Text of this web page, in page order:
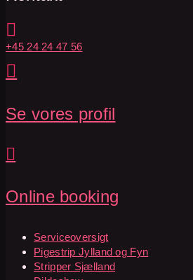

+45 24 24 47 56

Se vores profil

Online booking
Serviceoversigt
Pigestrip Jylland og Fyn
Stripper Sjælland